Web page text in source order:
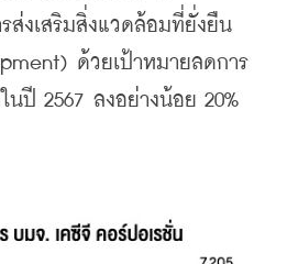
งเสริมสิ่งแวดล้อมที่ยั่งยืน
ด้วยเป้าหมายลดการ
นปี 2567 ลงอย่างน้อย 20%